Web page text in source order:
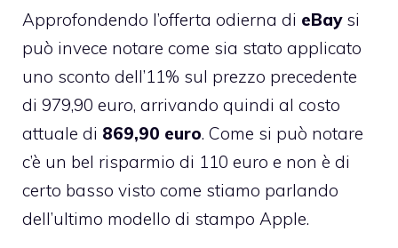
Approfondendo l’offerta odierna di eBaysi
può invece notare come sia stato applicato
uno sconto dell’11% sul prezzo precedente
di 979,90 euro, arrivando quindi al costo
attuale di 869,90 euro. Come si può notare
c’è un bel risparmio di 110 euro e non è di
certo basso visto come stiamo parlando
dell’ultimo modello di stampo Apple.